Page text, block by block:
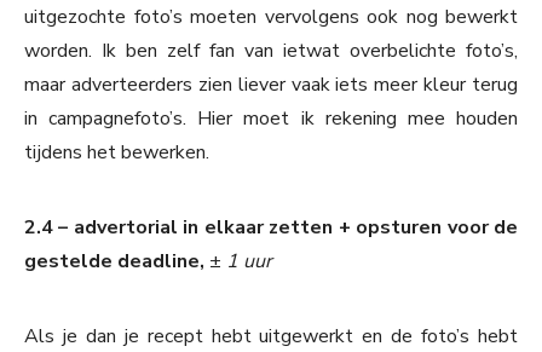
uitgezochte foto’s moeten vervolgens ook nog bewerkt
worden. Ik ben zelf fan van ietwat overbelichte foto’s,
maar adverteerders zien liever vaak iets meer kleur terug
in campagnefoto’s. Hier moet ik rekening mee houden
tijdens het bewerken.
2.4 – advertorial in elkaar zetten + opsturen voor de
gestelde deadline, ± 1 uur
Als je dan je recept hebt uitgewerkt en de foto’s hebt